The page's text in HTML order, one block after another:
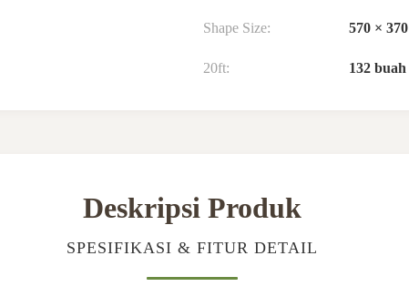
Shape Size: 570 ×
20ft: 132 buah
Deskripsi Produk
SPESIFIKASI & FITUR DETAIL